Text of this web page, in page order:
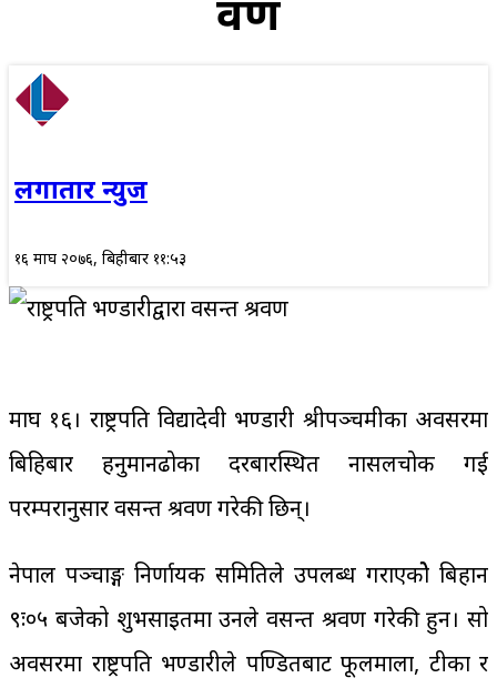
श्रवण
लगातार न्युज
१६ माघ २०७६, बिहीबार ११:५३
माघ १६। राष्ट्रपति विद्यादेवी भण्डारी श्रीपञ्चमीका अवसरमा
बिहिबार हनुमानढोका दरबारस्थित नासलचोक गई
परम्परानुसार वसन्त श्रवण गरेकी छिन्।
नेपाल पञ्चाङ्ग निर्णायक समितिले उपलब्ध गराएकोे बिहान
९ः०५ बजेको शुभसाइतमा उनले वसन्त श्रवण गरेकी हुन। सो
अवसरमा राष्ट्रपति भण्डारीले पण्डितबाट फूलमाला, टीका र